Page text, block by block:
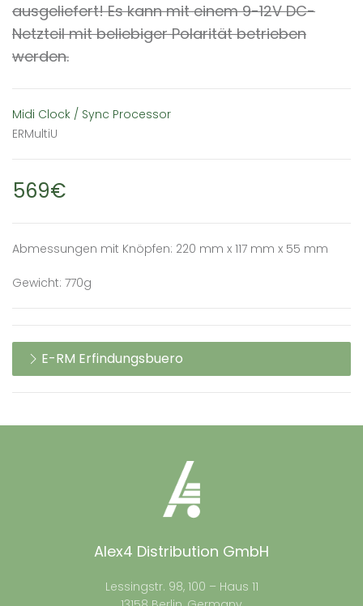
ausgeliefert! Es kann mit einem 9-12V DC-
Netzteil mit beliebiger Polarität betrieben
werden.
Midi Clock / Sync Processor
ERMultiU
569€
Abmessungen mit Knöpfen: 220 mm x 117 mm x 55 mm
Gewicht: 770g
E-RM Erfindungsbuero
Alex4 Distribution GmbH
Lessingstr. 98, 100 – Haus 11